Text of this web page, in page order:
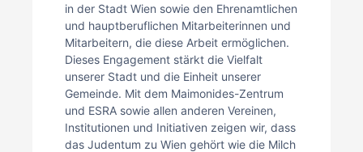
in der Stadt Wien sowie den Ehrenamtlichen
und hauptberuflichen Mitarbeiterinnen und
Mitarbeitern, die diese Arbeit ermöglichen.
Dieses Engagement stärkt die Vielfalt
unserer Stadt und die Einheit unserer
Gemeinde. Mit dem Maimonides-Zentrum
und ESRA sowie allen anderen Vereinen,
Institutionen und Initiativen zeigen wir, dass
das Judentum zu Wien gehört wie die Milch